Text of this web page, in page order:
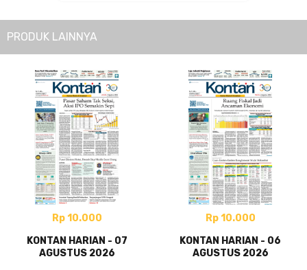
PRODUK LAINNYA
Rp 10.000
KONTAN HARIAN - 07
AGUSTUS 2026
Rp 10.000
KONTAN HARIAN - 06
AGUSTUS 2026